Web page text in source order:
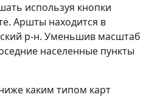
используя кнопки
Аршты находится в
р-н. Уменьшив масштаб
населенные пункты
каким типом карт